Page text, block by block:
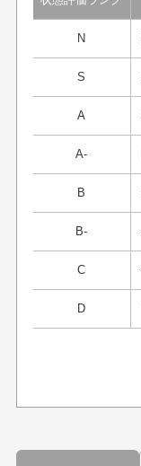
N
S
A
A-
B
B-
C
D